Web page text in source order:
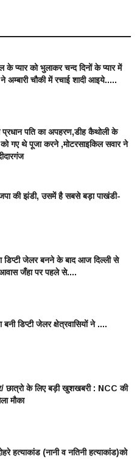
के प्यार को भुलाकर चन्द दिनों के प्यार में
अम्बारी चौकी में रचाई शादी आइये.....
प्रधान पति का अपहरण,डीह कैथोली के
को गए थे पूजा करने ,मोटरसाइकिल सवार ने
की झंडी, उसमें है सबसे बड़ा पाखंडी-
डिप्टी जेलर बनने के बाद आज दिल्ली से
जँहा पर पहले से....
बनी डिप्टी जेलर क्षेत्रवासियों ने ....
छात्रो के लिए बड़ी खुशखबरी : NCC की
मौका
हत्याकांड (नानी व नतिनी हत्याकांड)को